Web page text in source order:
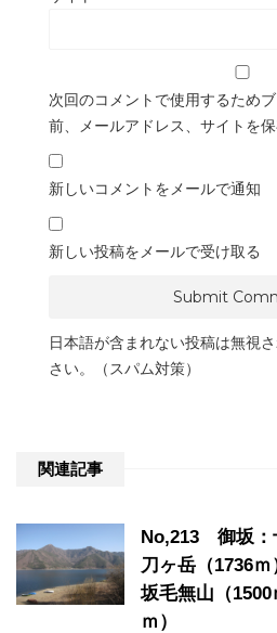
次回のコメントで使用するため
前、メールアドレス、サイトを保
新しいコメントをメールで通知
新しい投稿をメールで受け取る
日本語が含まれない投稿は無視
さい。（スパム対策）
関連記事
No,213 御坂：
刀ヶ岳（1736
坂毛無山（
ｍ）